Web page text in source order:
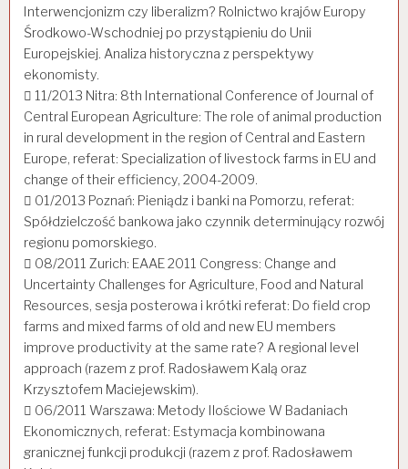
Interwencjonizm czy liberalizm? Rolnictwo krajów Europy
Środkowo-Wschodniej po przystąpieniu do Unii
Europejskiej. Analiza historyczna z perspektywy
ekonomisty.
 11/2013 Nitra: 8th International Conference of Journal of
Central European Agriculture: The role of animal production
in rural development in the region of Central and Eastern
Europe, referat: Specialization of livestock farms in EU and
change of their efficiency, 2004-2009.
 01/2013 Poznań: Pieniądz i banki na Pomorzu, referat:
Spółdzielczość bankowa jako czynnik determinujący rozwój
regionu pomorskiego.
 08/2011 Zurich: EAAE 2011 Congress: Change and
Uncertainty Challenges for Agriculture, Food and Natural
Resources, sesja posterowa i krótki referat: Do field crop
farms and mixed farms of old and new EU members
improve productivity at the same rate? A regional level
approach (razem z prof. Radosławem Kalą oraz
Krzysztofem Maciejewskim).
 06/2011 Warszawa: Metody Ilościowe W Badaniach
Ekonomicznych, referat: Estymacja kombinowana
granicznej funkcji produkcji (razem z prof. Radosławem